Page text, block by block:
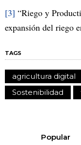
[3] “Riego y
expansión del riego
TAGS
agricultura digital
Sostenibilidad
Popular